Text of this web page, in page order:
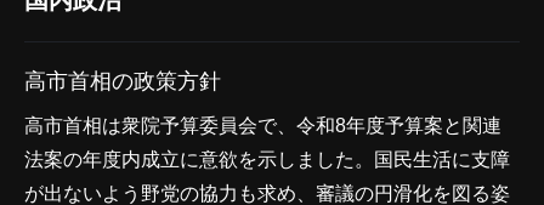
高市首相の政策方針
高市首相は衆院予算委員会で、令和8年度予算案と関連
法案の年度内成立に意欲を示しました。国民生活に支障
が出ないよう野党の協力も求め、審議の円滑化を図る姿